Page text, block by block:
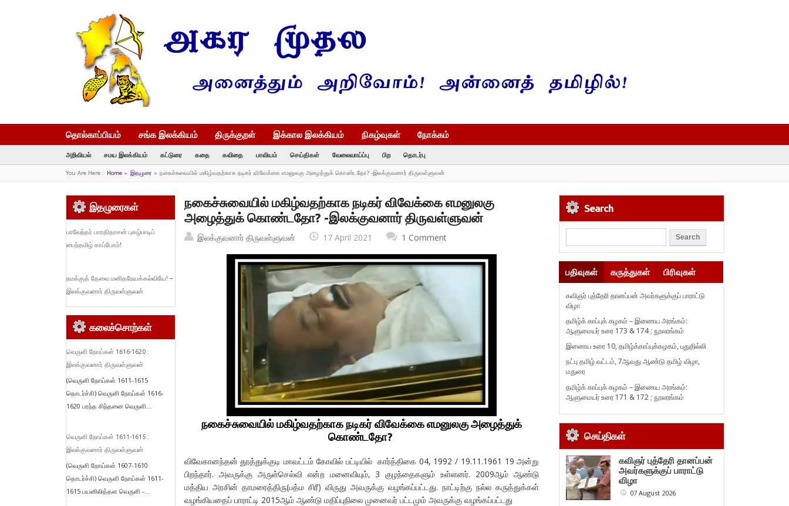
தொல்காப்பியம் சங்க இலக்கியம் திருக்குறள் இக்கால இலக்கியம் நிகழ்வுகள் நோக்கம்
அறிவியல் சமய இலக்கியம் கட்டுரை கதை கவிதை பாவியம் செய்திகள் வேலைவாய்ப்பு பிற தொடர்பு
You Are Here : Home» இதழுரை » நகைச்சுவையில் மகிழ்வதற்காக நடிகர் விவேக்கை எமனுலகு அழைத்துக் கொண்டதோ? -இலக்குவனார் திருவள்ளுவன்
நகைச்சுவையில் மகிழ்வதற்காக நடிகர் விவேக்கை எமனுலகு
அழைத்துக் கொண்டதோ? -இலக்குவனார் திருவள்ளுவன்
இலக்குவனார் திருவள்ளுவன் 17 April 2021 1 Comment
நகைச்சுவையில் மகிழ்வதற்காக நடிகர் விவேக்கை எமனுலகு அழைத்துக்
கொண்டதோ?
விவேகானந்தன் தூத்துக்குடி மாவட்டம் கோவில் பட்டியில் கார்த்திகை 04, 1992 / 19.11.1961 19 அன்று
பிறந்தார். அவருக்கு அருள்செல்வி என்ற மனைவியும், 3 குழந்தைகளும் உள்ளனர். 2009ஆம் ஆண்டு
மத்திய அரசின் தாமரைத்திரு(பத்ம சிரீ) விருது அவருக்கு வழங்கப்பட்டது. நாட்டிற்கு நல்ல கருத்துக்கள்
வழங்கியதைப் பாராட்டி 2015ஆம் ஆண்டு மதிப்புநிலை முனைவர் பட்டமும் அவருக்கு வழங்கப்பட்டது
இதழுரைகள்
பாவேந்தர் பாரதிதாசன் புகழ்பாடிப்
பைந்தமிழ் காப்போம்!
நமக்குத் தேவை மனிதநேயக்கல்வியே! –
இலக்குவனார் திருவள்ளுவன்
கலைச்சொற்கள்
வெருளி நோய்கள் 1616-1620 :
இலக்குவனார் திருவள்ளுவன்
(வெருளி நோய்கள் 1611-1615
தொடர்ச்சி) வெருளி நோய்கள் 1616-
1620 பரந்த சிந்தனை வெருளி...
வெருளி நோய்கள் 1611-1615 :
இலக்குவனார் திருவள்ளுவன்
(வெருளி நோய்கள் 1607-1610
தொடர்ச்சி) வெருளி நோய்கள் 1611-
1615 பயனிலித்தள வெருளி -...
Search
பதிவுகள் கருத்துகள் பிரிவுகள்
கவிஞர் புத்தேரி தானப்பன் அவர்களுக்குப் பாராட்டு
விழா
தமிழ்க் காப்புக் கழகம் – இணைய அரங்கம்:
ஆளுமையர் உரை 173 & 174 ; நூலரங்கம்
இணைய உரை 10, தமிழ்க்காப்புக்கழகம், புதுதில்லி
நட்பு தமிழ் வட்டம், 7ஆவது ஆண்டு தமிழ் விழா,
மதுரை
தமிழ்க் காப்புக் கழகம் – இணைய அரங்கம்:
ஆளுமையர் உரை 171 & 172 ; நூலரங்கம்
செய்திகள்
கவிஞர் புத்தேரி தானப்பன்
அவர்களுக்குப் பாராட்டு
விழா
07 August 2026